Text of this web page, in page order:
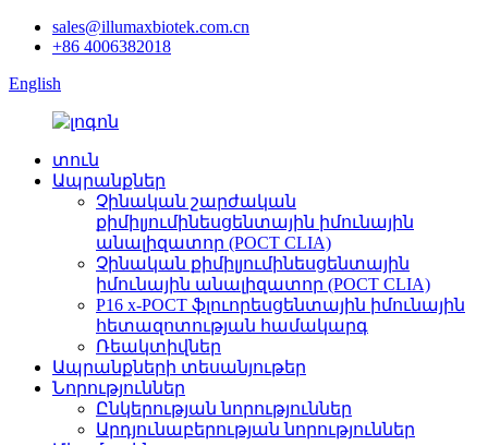
sales@illumaxbiotek.com.cn
+86 4006382018
English
տուն
Ապրանքներ
Չինական շարժական
քիմիլյումինեսցենտային իմունային
անալիզատոր (POCT CLIA)
Չինական քիմիլյումինեսցենտային
իմունային անալիզատոր (POCT CLIA)
P16 x-POCT ֆլուորեսցենտային իմունային
հետազոտության համակարգ
Ռեակտիվներ
Ապրանքների տեսանյութեր
Նորություններ
Ընկերության նորություններ
Արդյունաբերության նորություններ